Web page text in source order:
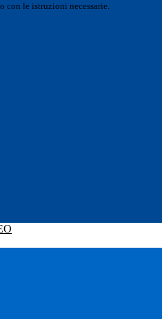
con le istruzioni necessarie.